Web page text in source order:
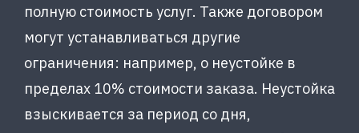
полную стоимость услуг. Также договором
могут устанавливаться другие
ограничения: например, о неустойке в
пределах 10% стоимости заказа. Неустойка
взыскивается за период со дня,